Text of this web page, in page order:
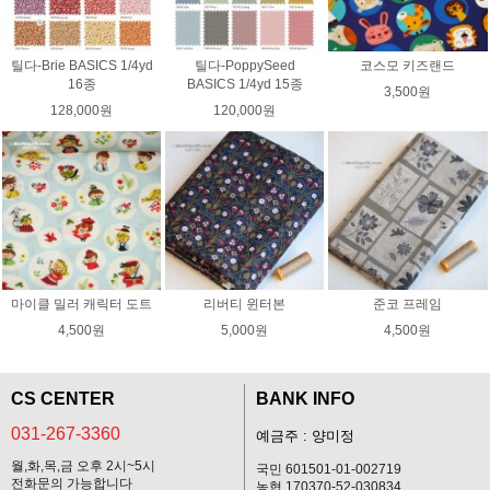
틸다-Brie BASICS 1/4yd
16종
128,000원
틸다-PoppySeed
BASICS 1/4yd 15종
120,000원
코스모 키즈랜드
3,500원
마이클 밀러 캐릭터 도트
4,500원
리버티 윈터본
5,000원
준코 프레임
4,500원
CS CENTER
031-267-3360
월,화,목,금 오후 2시~5시
전화문의 가능합니다
BANK INFO
예금주 : 양미정
국민 601501-01-002719
농협 170370-52-030834